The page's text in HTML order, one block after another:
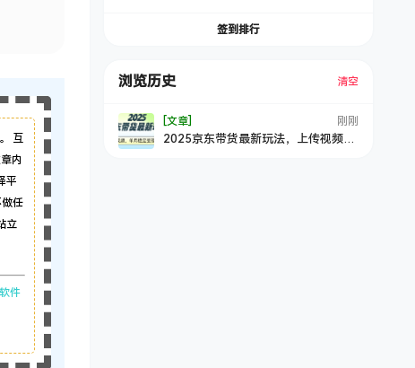
互
内
平
任
立
件
签到排行
浏览历史 清空
[文章] 刚刚
2025京东带货最新玩法，上传视频，